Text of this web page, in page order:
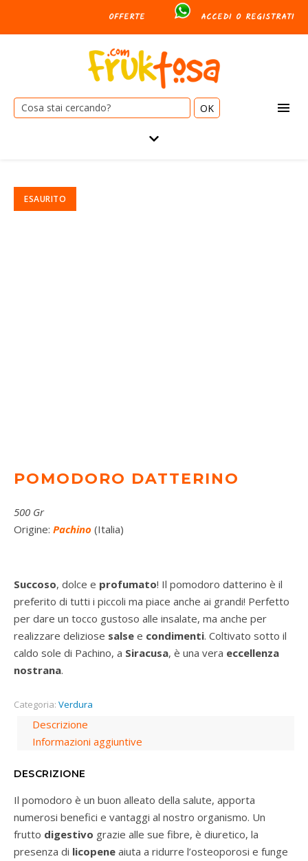
OFFERTE ACCEDI O REGISTRATI
Cerca:
POMODORO DATTERINO
500 Gr
Origine: Pachino (Italia)
Succoso, dolce e profumato! Il pomodoro datterino è il
preferito di tutti i piccoli ma piace anche ai grandi! Perfetto
per dare un tocco gustoso alle insalate, ma anche per
realizzare deliziose salse e condimenti. Coltivato sotto il
caldo sole di Pachino, a Siracusa, è una vera eccellenza
nostrana.
Categoria: Verdura
Descrizione
Informazioni aggiuntive
DESCRIZIONE
Il pomodoro è un buon alleato della salute, apporta
numerosi benefici e vantaggi al nostro organismo. Un
frutto digestivo grazie alle sue fibre, è diuretico, la
presenza di licopene aiuta a ridurre l’osteoporosi e funge